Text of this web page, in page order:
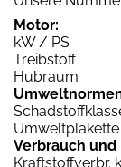
Motor:
kW / PS
Treibstoff
Hubraum
Umweltplakette
Verbrauch und
Kraftstoffverbr.